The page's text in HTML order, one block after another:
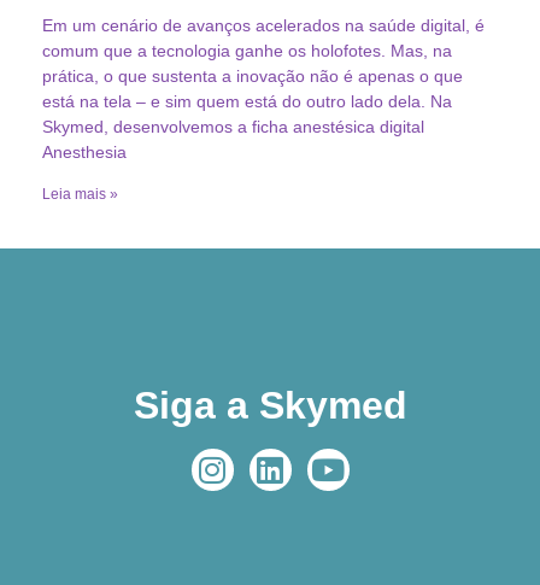
Em um cenário de avanços acelerados na saúde digital, é
comum que a tecnologia ganhe os holofotes. Mas, na
prática, o que sustenta a inovação não é apenas o que
está na tela – e sim quem está do outro lado dela. Na
Skymed, desenvolvemos a ficha anestésica digital
Anesthesia
Leia mais »
Siga a Skymed